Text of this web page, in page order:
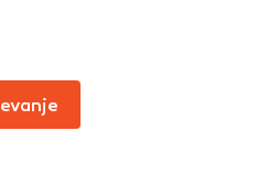
jih lahko uporabljajo za
na drugih spletnih mestih.
prepoznavanje vašega
uporabo teh piškotkov,